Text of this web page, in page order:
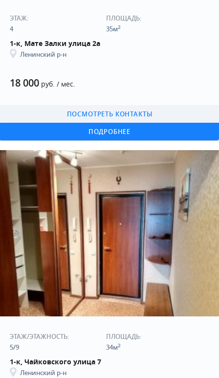
18 000 руб. / мес.
1-к, Мате Залки улица 2а
Ленинский р-н
ПОДРОБНЕЕ
ПОСМОТРЕТЬ КОНТАКТЫ
ЭТАЖ:
4
ПЛОЩАДЬ:
35м2
1-к, Чайковского улица 7
Ленинский р-н
ЭТАЖ/ЭТАЖНОСТЬ:
5/9
ПЛОЩАДЬ:
34м2